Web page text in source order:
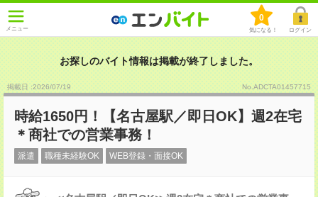
メニュー
0
気になる！ ログイン
お探しのバイト情報は掲載が終了しました。
掲載日 :2026/07/19 No.ADCTA01457715
時給1650円！【名古屋駅／即日OK】週2在宅
＊商社での営業事務！
派遣 職種未経験OK WEB登録・面接OK